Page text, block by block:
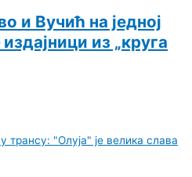
и Вучић на једној
из „круга